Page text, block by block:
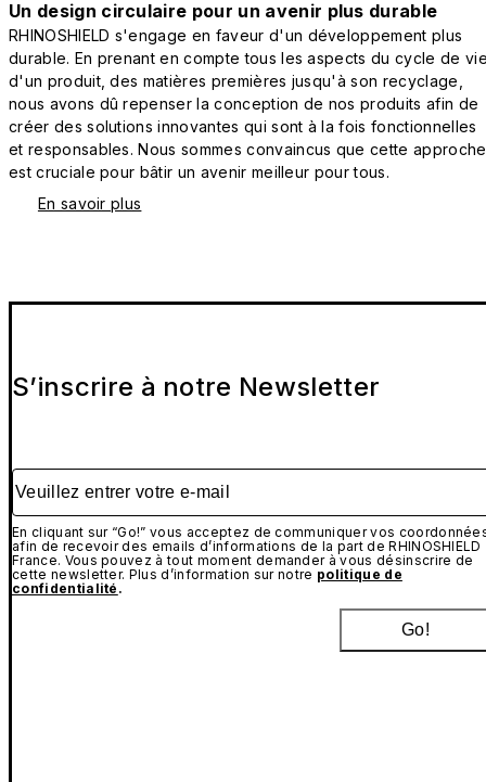
Un design circulaire pour un avenir plus durable
RHINOSHIELD s'engage en faveur d'un développement plus
durable. En prenant en compte tous les aspects du cycle de
d'un produit, des matières premières jusqu'à son recyclage,
nous avons dû repenser la conception de nos produits afin de
créer des solutions innovantes qui sont à la fois fonctionnelles
et responsables. Nous sommes convaincus que cette approche
est cruciale pour bâtir un avenir meilleur pour tous.
En savoir plus
S’inscrire à notre Newsletter
Veuillez entrer votre e-mail
En cliquant sur “Go!” vous acceptez de communiquer vos
afin de recevoir des emails d’informations de la part de RHINOSHIELD
France. Vous pouvez à tout moment demander à vous désinscrire de
cette newsletter. Plus d’information sur notre politique de
confidentialité .
Go!